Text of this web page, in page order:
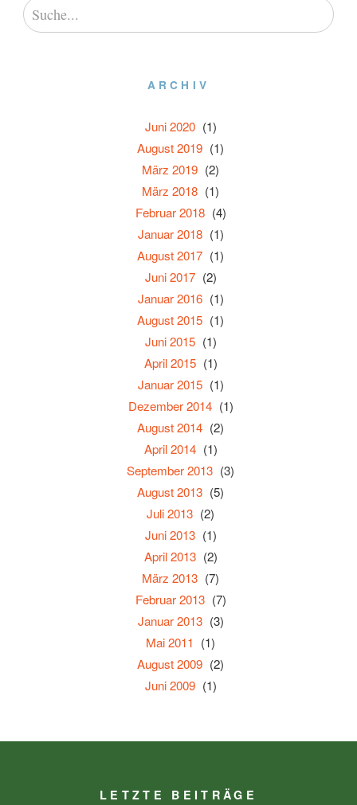
ARCHIV
Juni 2020 (1)
August 2019 (1)
März 2019 (2)
März 2018 (1)
Februar 2018 (4)
Januar 2018 (1)
August 2017 (1)
Juni 2017 (2)
Januar 2016 (1)
August 2015 (1)
Juni 2015 (1)
April 2015 (1)
Januar 2015 (1)
Dezember 2014 (1)
August 2014 (2)
April 2014 (1)
September 2013 (3)
August 2013 (5)
Juli 2013 (2)
Juni 2013 (1)
April 2013 (2)
März 2013 (7)
Februar 2013 (7)
Januar 2013 (3)
Mai 2011 (1)
August 2009 (2)
Juni 2009 (1)
LETZTE BEITRÄGE